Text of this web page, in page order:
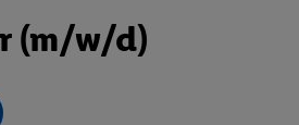
(m/w/d)